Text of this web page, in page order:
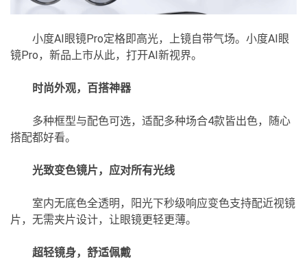
小度AI眼镜Pro定格即高光，上镜自带气场。小度AI眼
镜Pro，新品上市从此，打开AI新视界。
时尚外观，百搭神器
多种框型与配色可选，适配多种场合4款皆出色，随心
搭配都好看。
光致变色镜片，应对所有光线
室内无底色全透明，阳光下秒级响应变色支持配近视镜
片，无需夹片设计，让眼镜更轻更薄。
超轻镜身，舒适佩戴